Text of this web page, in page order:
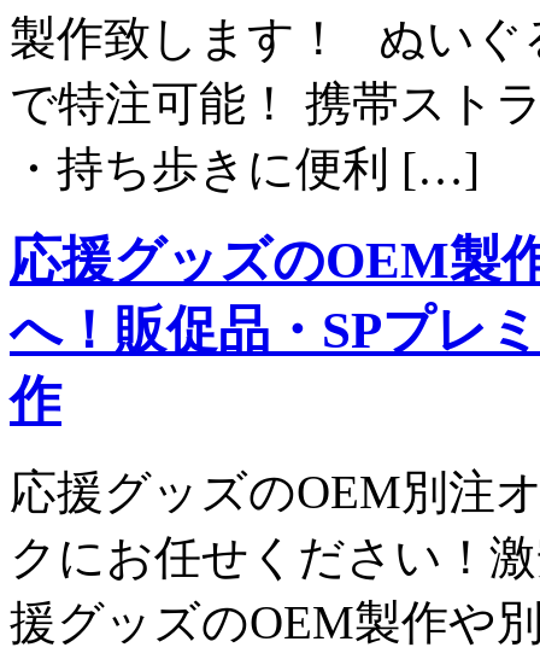
製作致します！ ぬいぐ
で特注可能！ 携帯スト
・持ち歩きに便利 […]
応援グッズのOEM製
へ！販促品・SPプレ
作
応援グッズのOEM別注
クにお任せください！
援グッズのOEM製作や